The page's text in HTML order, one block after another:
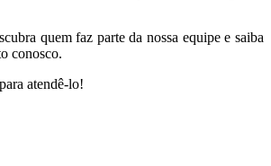
quem faz parte da nossa equipe e saiba
conosco.
atendê-lo!